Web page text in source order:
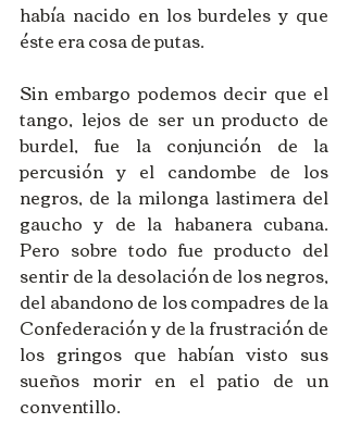
había nacido en los burdeles y que
éste era cosa de putas.
Sin embargo podemos decir que el
tango, lejos de ser un producto de
burdel, fue la conjunción de la
percusión y el candombe de los
negros, de la milonga lastimera del
gaucho y de la habanera cubana.
Pero sobre todo fue producto del
sentir de la desolación de los negros,
del abandono de los compadres de la
Confederación y de la frustración de
los gringos que habían visto sus
sueños morir en el patio de un
conventillo.